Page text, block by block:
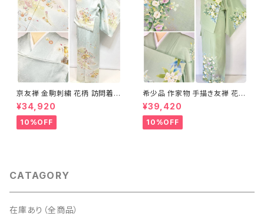
京友禅 金駒刺繍 花柄 訪問着
正絹 水色 黄緑 パステルカラー
アイスグリーン 1433
¥34,920
10%OFF
希少品 作家物 手描き友禅 花鳥
文 椿 沈丁花 訪問着 正絹 袷 黄
緑 青 白 1418
¥39,420
10%OFF
CATAGORY
在庫あり（全商品）